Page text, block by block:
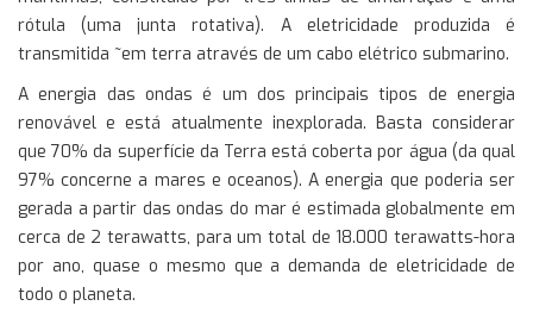
rótula (uma junta rotativa). A eletricidade produzida é
transmitida ~em terra através de um cabo elétrico submarino.
A energia das ondas é um dos principais tipos de energia
renovável e está atualmente inexplorada. Basta considerar
que 70% da superfície da Terra está coberta por água (da qual
97% concerne a mares e oceanos). A energia que poderia ser
gerada a partir das ondas do mar é estimada globalmente em
cerca de 2 terawatts, para um total de 18.000 terawatts-hora
por ano, quase o mesmo que a demanda de eletricidade de
todo o planeta.